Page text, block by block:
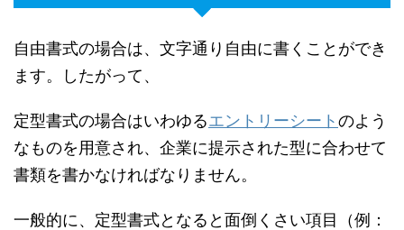
自由書式の場合は、文字通り自由に書くことができ
ます。したがって、
定型書式の場合はいわゆるエントリーシートのよう
なものを用意され、企業に提示された型に合わせて
書類を書かなければなりません。
一般的に、定型書式となると面倒くさい項目（例：